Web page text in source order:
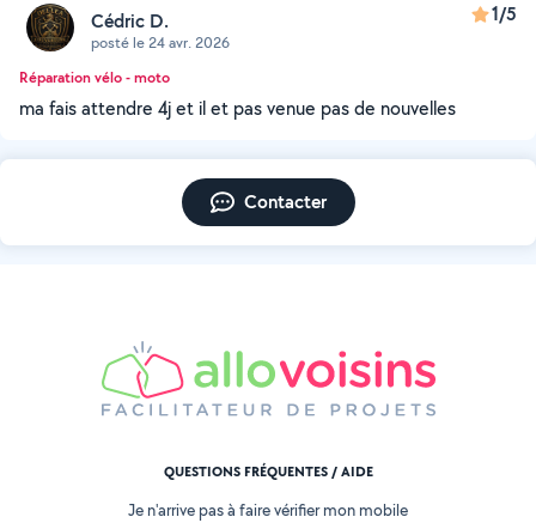
Cédric D.
posté le 24 avr. 2026
1/5
Réparation vélo - moto
ma fais attendre 4j et il et pas venue pas de nouvelles
Contacter
QUESTIONS FRÉQUENTES / AIDE
Je n'arrive pas à faire vérifier mon mobile